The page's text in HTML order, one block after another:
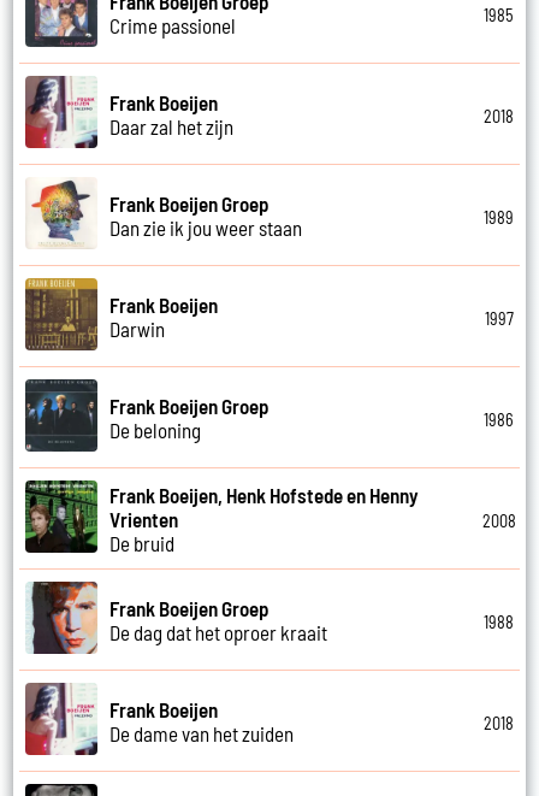
Crime passionel
1985
Frank Boeijen
Daar zal het zijn
2018
Frank Boeijen Groep
Dan zie ik jou weer staan
1989
Frank Boeijen
Darwin
1997
Frank Boeijen Groep
De beloning
1986
Frank Boeijen, Henk Hofstede en Henny
Vrienten
De bruid
2008
Frank Boeijen Groep
De dag dat het oproer kraait
1988
Frank Boeijen
De dame van het zuiden
2018